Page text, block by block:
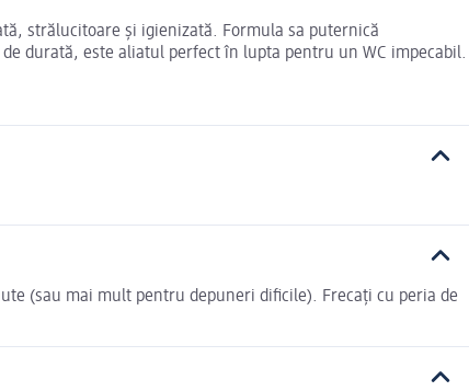
strălucitoare și igienizată. Formula sa puternică
durată, este aliatul perfect în lupta pentru un WC impecabil.
(sau mai mult pentru depuneri dificile). Frecați cu peria de